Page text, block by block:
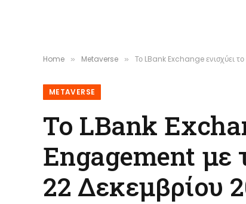
Home » Metaverse » Το LBank Exchange ενισχύει
METAVERSE
Το LBank
Engagement με
22 Δεκεμβρίου